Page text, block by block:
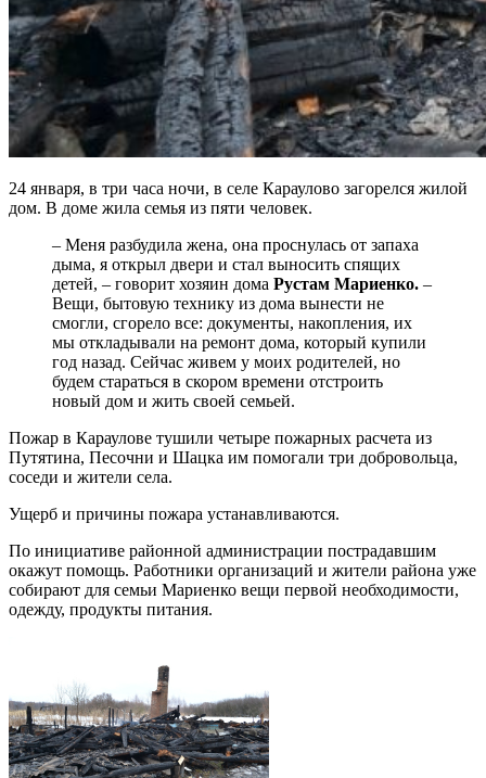
24 января, в три часа ночи, в селе Караулово загорелся жилой
дом. В доме жила семья из пяти человек.
– Меня разбудила жена, она проснулась от запаха
дыма, я открыл двери и стал выносить спящих
детей, – говорит хозяин дома Рустам Мариенко. –
Вещи, бытовую технику из дома вынести не
смогли, сгорело все: документы, накопления, их
мы откладывали на ремонт дома, который купили
год назад. Сейчас живем у моих родителей, но
будем стараться в скором времени отстроить
новый дом и жить своей семьей.
Пожар в Караулове тушили четыре пожарных расчета из
Путятина, Песочни и Шацка им помогали три добровольца,
соседи и жители села.
Ущерб и причины пожара устанавливаются.
По инициативе районной администрации пострадавшим
окажут помощь. Работники организаций и жители района уже
собирают для семьи Мариенко вещи первой необходимости,
одежду, продукты питания.